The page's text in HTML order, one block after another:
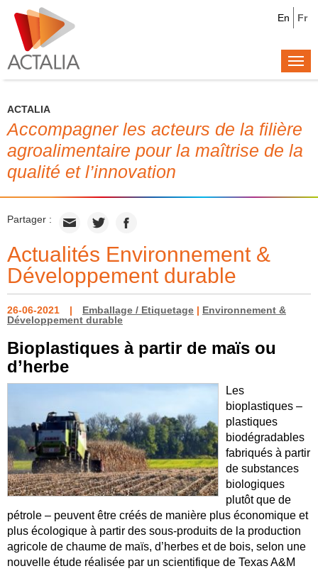
Fr
En
ACTALIA
Accompagner les acteurs de la filière
agroalimentaire pour la maîtrise de la
qualité et l’innovation
Partager :
Actualités Environnement &
Développement durable
26-06-2021 Emballage / Etiquetage | Environnement &
Développement durable
Bioplastiques à partir de maïs ou
d’herbe
Les
bioplastiques –
plastiques
biodégradables
fabriqués à partir
de substances
biologiques
plutôt que de
pétrole – peuvent être créés de manière plus économique et
plus écologique à partir des sous-produits de la production
agricole de chaume de maïs, d’herbes et de bois, selon une
nouvelle étude réalisée par un scientifique de Texas A&M